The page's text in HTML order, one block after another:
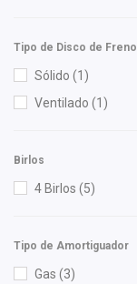
Monroe (2)
MOTORFIL (1)
Nikko
Nissan (Original)
OEP(8)
Perfection
Tipo de Disco de Freno
Sólido (1)
Ventilado (1)
Birlos
4 Birlos (5)
Tipo de Amortiguador
Gas (3)